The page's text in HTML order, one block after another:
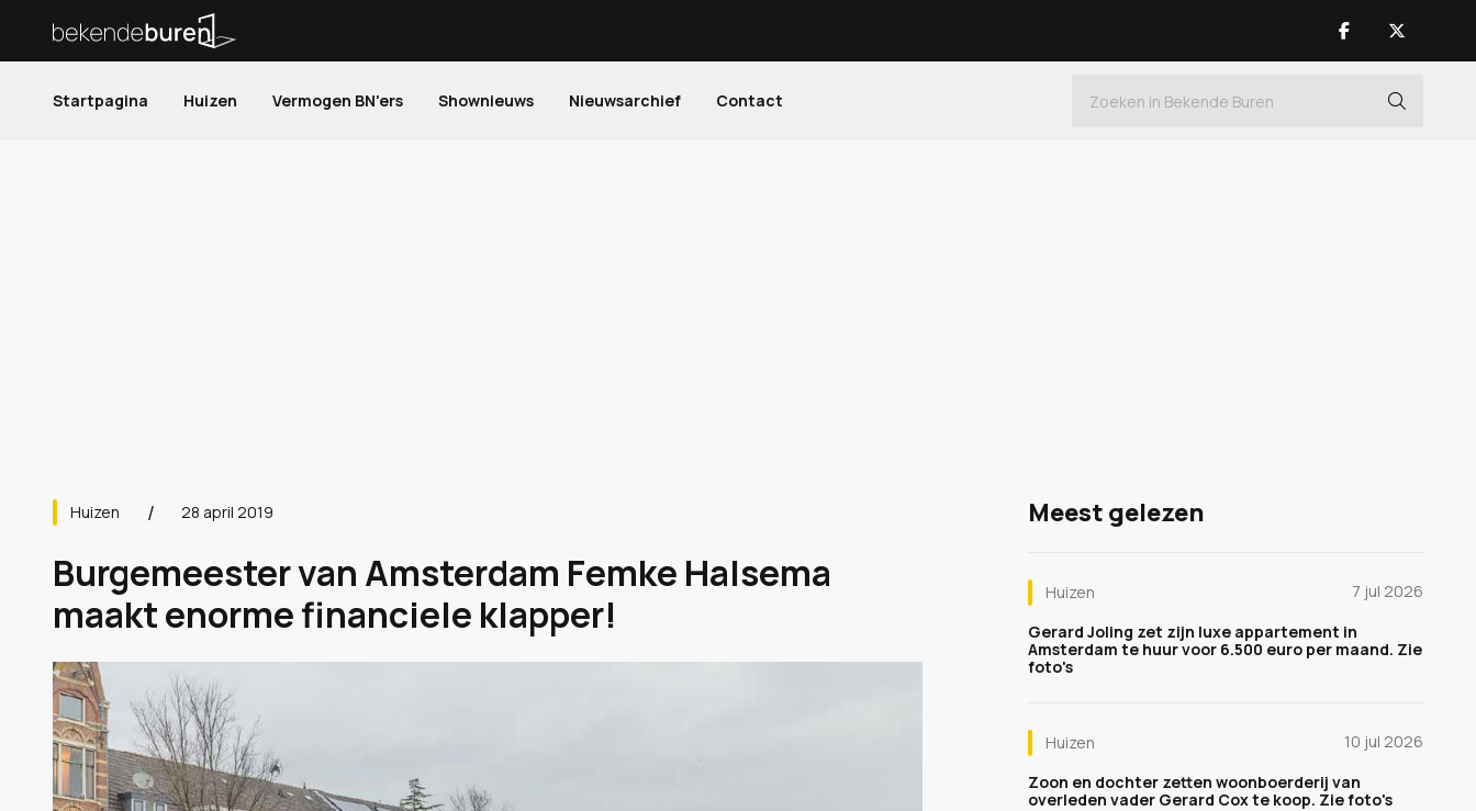
Startpagina Huizen Vermogen BN'ers Shownieuws Nieuwsarchief Contact
Huizen 28 april 2019
Burgemeester van Amsterdam Femke Halsema
maakt enorme financiele klapper!
Meest gelezen
Huizen
7 jul 2026
Gerard Joling zet zijn luxe appartement in
Amsterdam te huur voor 6.500 euro per maand. Zie
foto's
Huizen
10 jul 2026
Zoon en dochter zetten woonboerderij van
overleden vader Gerard Cox te koop. Zie foto's